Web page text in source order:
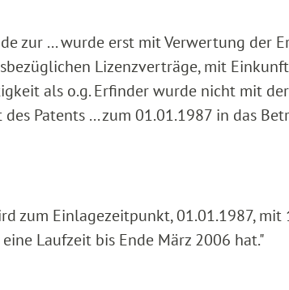
zur ... wurde erst mit Verwertung der
Lizenzverträge, mit
als o.g. Erfinder wurde nicht mit
Patents ... zum 01.01.1987 in das
zum Einlagezeitpunkt, 01.01.1987, mit
Laufzeit bis Ende März 2006 hat."